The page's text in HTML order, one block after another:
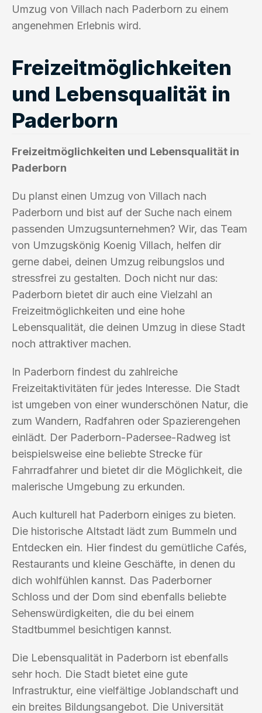
Umzug von Villach nach Paderborn zu einem
angenehmen Erlebnis wird.
Freizeitmöglichkeiten
und Lebensqualität in
Paderborn
Freizeitmöglichkeiten und Lebensqualität in
Paderborn
Du planst einen Umzug von Villach nach
Paderborn und bist auf der Suche nach einem
passenden Umzugsunternehmen? Wir, das Team
von Umzugskönig Koenig Villach, helfen dir
gerne dabei, deinen Umzug reibungslos und
stressfrei zu gestalten. Doch nicht nur das:
Paderborn bietet dir auch eine Vielzahl an
Freizeitmöglichkeiten und eine hohe
Lebensqualität, die deinen Umzug in diese Stadt
noch attraktiver machen.
In Paderborn findest du zahlreiche
Freizeitaktivitäten für jedes Interesse. Die Stadt
ist umgeben von einer wunderschönen Natur, die
zum Wandern, Radfahren oder Spazierengehen
einlädt. Der Paderborn-Padersee-Radweg ist
beispielsweise eine beliebte Strecke für
Fahrradfahrer und bietet dir die Möglichkeit, die
malerische Umgebung zu erkunden.
Auch kulturell hat Paderborn einiges zu bieten.
Die historische Altstadt lädt zum Bummeln und
Entdecken ein. Hier findest du gemütliche Cafés,
Restaurants und kleine Geschäfte, in denen du
dich wohlfühlen kannst. Das Paderborner
Schloss und der Dom sind ebenfalls beliebte
Sehenswürdigkeiten, die du bei einem
Stadtbummel besichtigen kannst.
Die Lebensqualität in Paderborn ist ebenfalls
sehr hoch. Die Stadt bietet eine gute
Infrastruktur, eine vielfältige Joblandschaft und
ein breites Bildungsangebot. Die Universität